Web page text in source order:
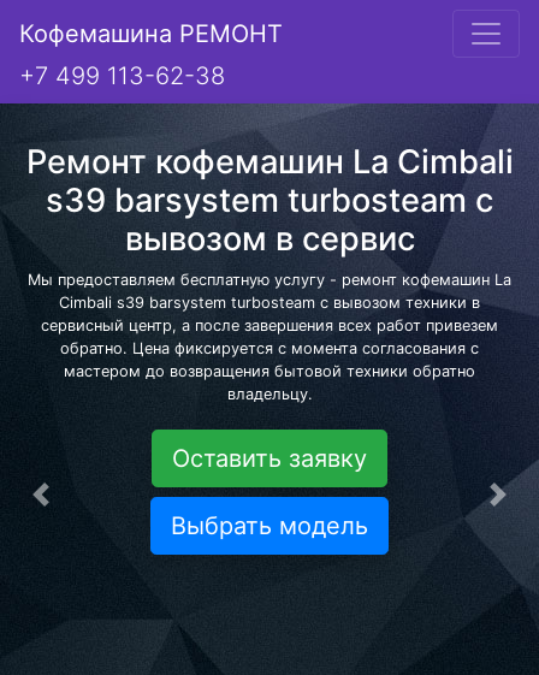
Кофемашина РЕМОНТ
+7 499 113-62-38
Ремонт кофемашин La Cimbali
s39 barsystem turbosteam с
вывозом в сервис
Мы предоставляем бесплатную услугу - ремонт кофемашин La
Cimbali s39 barsystem turbosteam с вывозом техники в
сервисный центр, а после завершения всех работ привезем
обратно. Цена фиксируется с момента согласования с
мастером до возвращения бытовой техники обратно
владельцу.
Оставить заявку
Выбрать модель
Предыдущая